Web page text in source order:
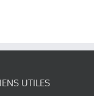
UTILES